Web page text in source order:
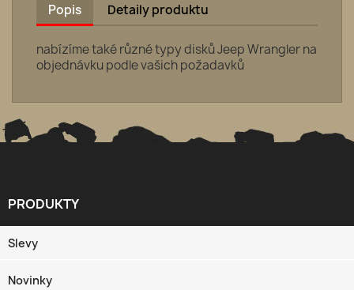
Popis Detaily produktu
nabízíme také různé typy disků Jeep Wrangler na
objednávku podle vašich požadavků
PRODUKTY
Slevy
Novinky